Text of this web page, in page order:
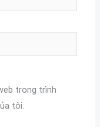
trong trình
tôi.